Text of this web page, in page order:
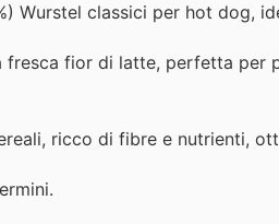
Wurstel classici per hot dog,
fior di latte, perfetta per
ricco di fibre e nutrienti,